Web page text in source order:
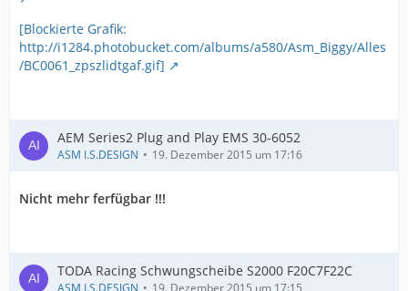
[Blockierte Grafik:
http://i1284.photobucket.com/albums/a580/Asm_Biggy/Alles
/BC0061_zpszlidtgaf.gif]
AEM Series2 Plug and Play EMS 30-6052
ASM I.S.DESIGN 19. Dezember 2015 um 17:16
Nicht mehr ferfügbar !!!
TODA Racing Schwungscheibe S2000 F20C7F22C
ASM I.S.DESIGN 19. Dezember 2015 um 17:15